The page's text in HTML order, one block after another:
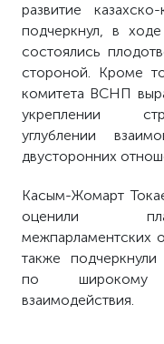
развитие
подчеркнул, в ходе
состоялись
стороной. Кроме
комитета ВСНП
укреплении
углублении
двусторонних
Касым-Жомарт
оценили
межпарламентских
также
по широкому
взаимодействия.